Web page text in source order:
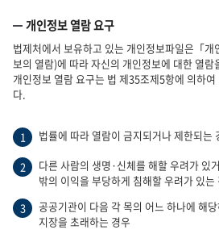
개인정보 열람 요구
법제처에서 보유하고 있는 개인정보파일은「
보의 열람)에 따라 자신의 개인정보에 대한 열
개인정보 열람 요구는 법 제35조제5항에 의하
다.
1 법률에 따라 열람이 금지되거나 제한되는
2
다른 사람의 생명·신체를 해할 우려가 있
밖의 이익을 부당하게 침해할 우려가 있는
3
공공기관이 다음 각 목의 어느 하나에 해
지장을 초래하는 경우